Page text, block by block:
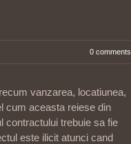
0 comments
vanzarea, locatiunea,
cum aceasta reiese din
contractului trebuie sa fie
este ilicit atunci cand